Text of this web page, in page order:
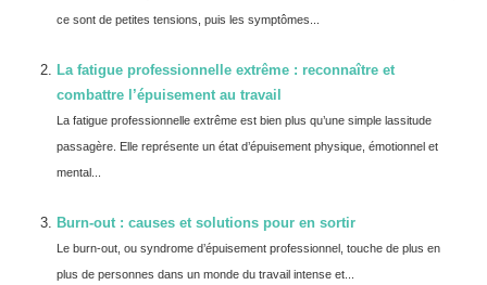
ce sont de petites tensions, puis les symptômes...
La fatigue professionnelle extrême : reconnaître et
combattre l’épuisement au travail
La fatigue professionnelle extrême est bien plus qu’une simple lassitude
passagère. Elle représente un état d’épuisement physique, émotionnel et
mental...
Burn-out : causes et solutions pour en sortir
Le burn-out, ou syndrome d’épuisement professionnel, touche de plus en
plus de personnes dans un monde du travail intense et...